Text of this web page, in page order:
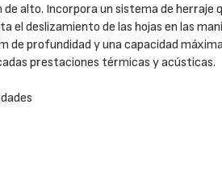
de alto. Incorpora un sistema de herraje
el deslizamiento de las hojas en las
de profundidad y una capacidad
prestaciones térmicas y acústicas.